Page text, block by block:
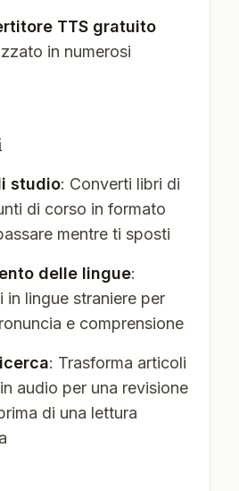
TTS gratuito
in numerosi
studio: Converti libri di
di corso in formato
mentre ti sposti
delle lingue:
in lingue straniere per
e comprensione
: Trasforma articoli
audio per una revisione
di una lettura